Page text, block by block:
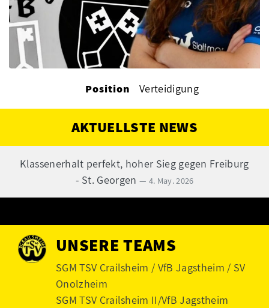
Position Verteidigung
AKTUELLSTE NEWS
Klassenerhalt perfekt, hoher Sieg gegen Freiburg
- St. Georgen — 4. May. 2026
UNSERE TEAMS
SGM TSV Crailsheim / VfB Jagstheim / SV
Onolzheim
SGM TSV Crailsheim II/VfB Jagstheim